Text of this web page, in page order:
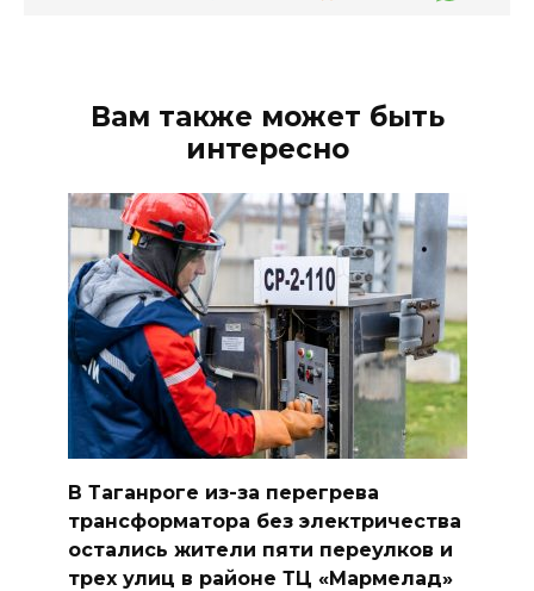
Вам также может быть
интересно
В Таганроге из-за перегрева
трансформатора без электричества
остались жители пяти переулков и
трех улиц в районе ТЦ «Мармелад»